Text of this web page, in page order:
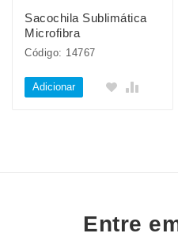
Sacochila Sublimática
Microfibra
Código: 14767
Adicionar
Entre